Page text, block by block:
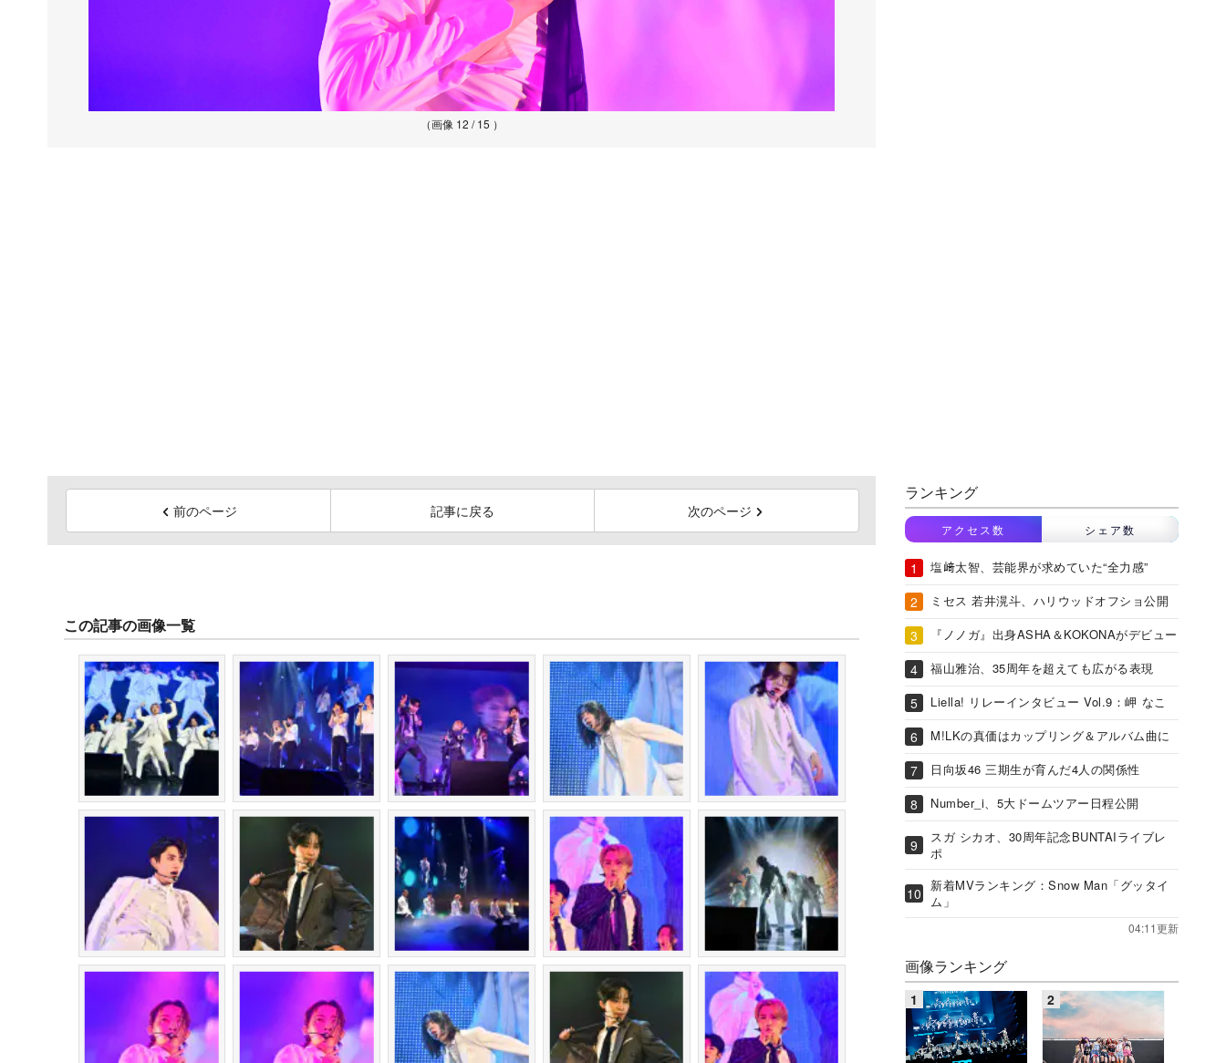
（画像 12 / 15 ）
前のページ 記事に戻る 次のページ
この記事の画像一覧
ランキング
アクセス数 シェア数
塩﨑太智、芸能界が求めていた“全力感”
ミセス 若井滉斗、ハリウッドオフショ公開
『ノノガ』出身ASHA＆KOKONAがデビュー
福山雅治、35周年を超えても広がる表現
Liella! リレーインタビュー Vol.9：岬 なこ
M!LKの真価はカップリング＆アルバム曲に
日向坂46 三期生が育んだ4人の関係性
Number_i、5大ドームツアー日程公開
スガ シカオ、30周年記念BUNTAIライブレ
ポ
新着MVランキング：Snow Man「グッタイ
ム」
04:11更新
画像ランキング